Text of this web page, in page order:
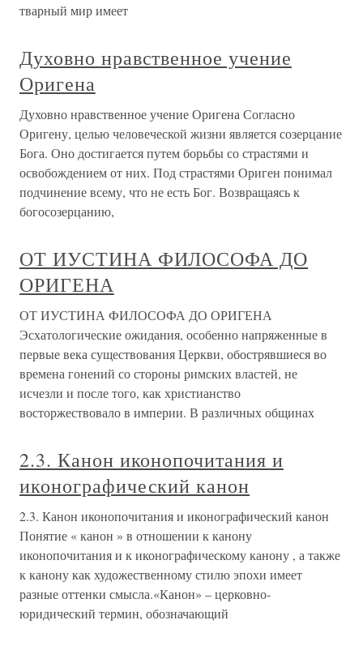
тварный мир имеет
Духовно нравственное учение
Оригена
Духовно нравственное учение Оригена Согласно
Оригену, целью человеческой жизни является созерцание
Бога. Оно достигается путем борьбы со страстями и
освобождением от них. Под страстями Ориген понимал
подчинение всему, что не есть Бог. Возвращаясь к
богосозерцанию,
ОТ ИУСТИНА ФИЛОСОФА ДО
ОРИГЕНА
ОТ ИУСТИНА ФИЛОСОФА ДО ОРИГЕНА
Эсхатологические ожидания, особенно напряженные в
первые века существования Церкви, обострявшиеся во
времена гонений со стороны римских властей, не
исчезли и после того, как христианство
восторжествовало в империи. В различных общинах
2.3. Канон иконопочитания и
иконографический канон
2.3. Канон иконопочитания и иконографический канон
Понятие « канон » в отношении к канону
иконопочитания и к иконографическому канону , а также
к канону как художественному стилю эпохи имеет
разные оттенки смысла.«Канон» – церковно-
юридический термин, обозначающий